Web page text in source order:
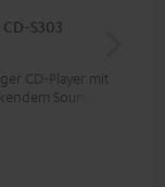
S303
CD-Player mit
Sound und